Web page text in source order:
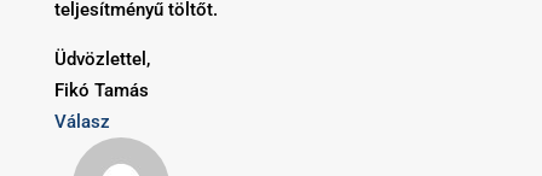
teljesítményű töltőt.
Üdvözlettel,
Fikó Tamás
Válasz